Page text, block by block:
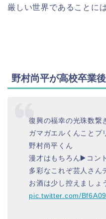
厳しい世界であることに
野村尚平が高校卒業
復興の福幸の光珠数繋
ガマガエルくんことプ
野村尚平くん
漫才はもちろん▶️コン
多彩なこれぞ芸人さん
お酒は少し控えまし
pic.twitter.com/